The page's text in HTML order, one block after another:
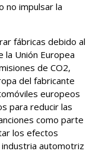
no impulsar la
fábricas debido al
la Unión Europea
de CO2,
del fabricante
europeos
para reducir las
como parte
los efectos
automotriz